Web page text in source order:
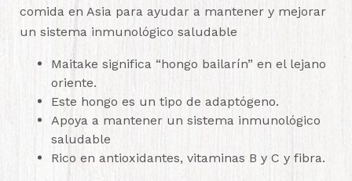
comida en Asia para ayudar a mantener y mejorar
un sistema inmunológico saludable
Maitake significa “hongo bailarín” en el lejano
oriente.
Este hongo es un tipo de adaptógeno.
Apoya a mantener un sistema inmunológico
saludable
Rico en antioxidantes, vitaminas B y C y fibra.